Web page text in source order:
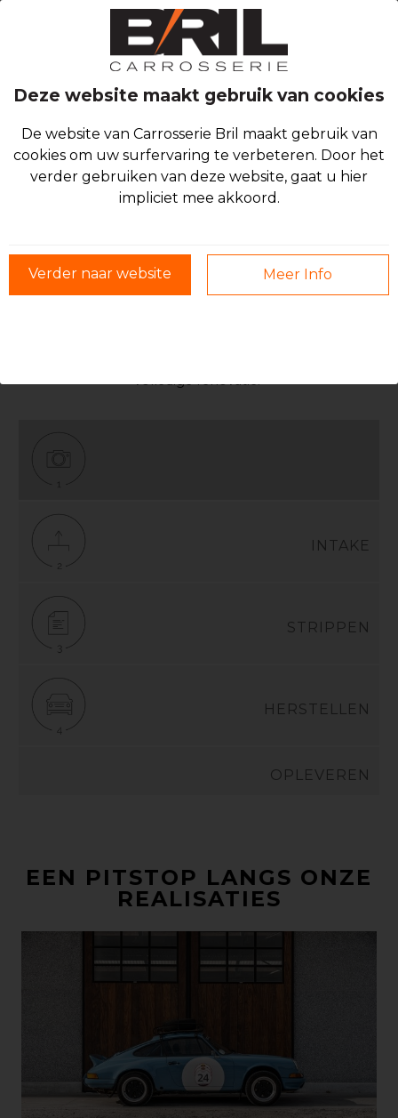
WIJ BRENGEN KLASSIEKERS
WEER OP TOERENTAL
Onze specialisten hebben jaren ervaring met het
restaureren van exclusieve en zeldzame carrosserieën.
volledige renovatie.
INTAKE
STRIPPEN
HERSTELLEN
OPLEVEREN
EEN PITSTOP LANGS ONZE
REALISATIES
Deze website maakt gebruik van cookies
De website van Carrosserie Bril maakt gebruik van
cookies om uw surfervaring te verbeteren. Door het
verder gebruiken van deze website, gaat u hier
impliciet mee akkoord.
Verder naar website Meer Info